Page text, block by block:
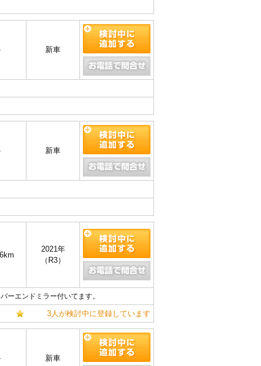
新車
新車
2021年
（R3）
ーエンドミラー付いてます。
3人が検討中に登録しています
新車